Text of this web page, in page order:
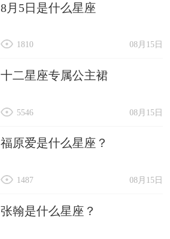
8月5日是什么星座
08月15日
1810
十二星座专属公主裙
08月15日
5546
福原爱是什么星座？
08月15日
1487
张翰是什么星座？